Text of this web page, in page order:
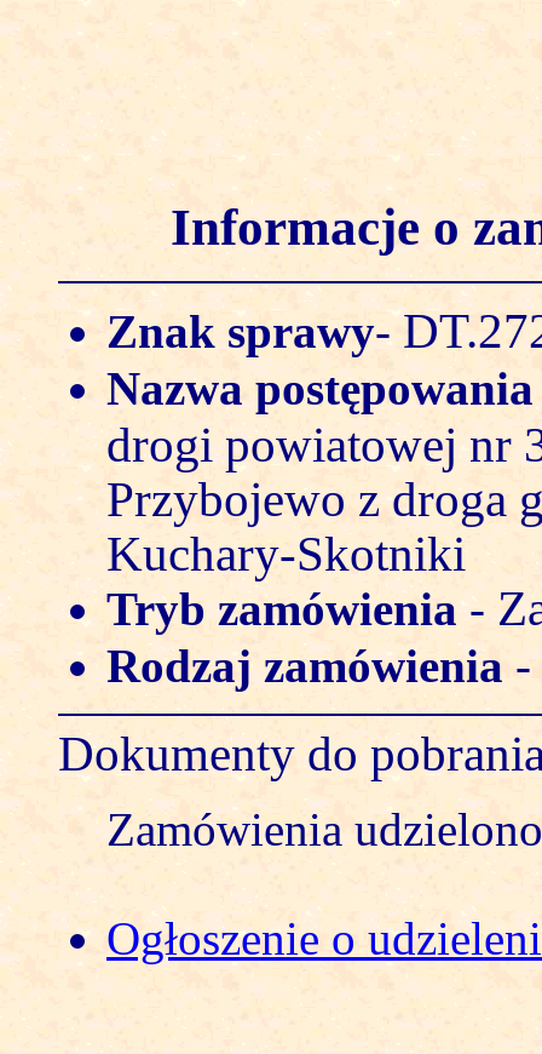
Informacje o
Znak sprawy-
Nazwa
drogi powiatowej nr
Przybojewo z droga
Kuchary-Skotniki
Tryb zamówienia -
Rodzaj zamówienia -
Dokumenty do
Zamówienia
Ogłoszenie o